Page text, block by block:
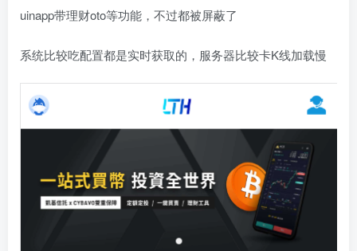
uinapp带理财oto等功能，不过都被屏蔽了
系统比较吃配置都是实时获取的，服务器比较卡K线加载慢